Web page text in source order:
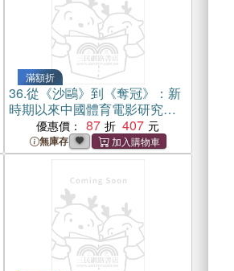
滿額折
36.從《沙鷗》到《奪冠》：新
時期以來中國體育電影研究
（簡體書）
優惠價： 87 407
無庫存